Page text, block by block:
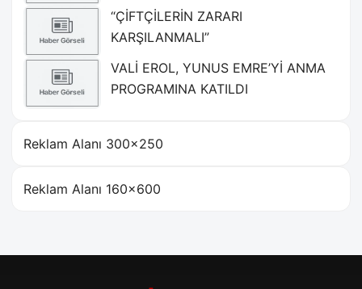
“ÇİFTÇİLERİN ZARARI
KARŞILANMALI”
VALİ EROL, YUNUS EMRE’Yİ ANMA
PROGRAMINA KATILDI
Reklam Alanı 300×250
Reklam Alanı 160×600